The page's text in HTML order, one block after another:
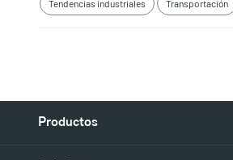
Tendencias industriales Transportación
Productos